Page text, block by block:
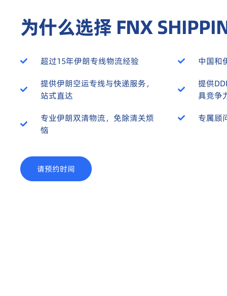
为什么选择 FNX
超过15年伊朗专线物流经验
提供伊朗空运专线与快递服务，
站式直达
专业伊朗双清物流，免除清关烦
恼
中国和
提供
具竞争
专属顾
请预约时间